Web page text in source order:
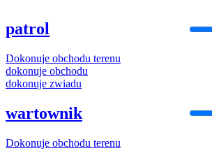
patrol
Dokonuje obchodu terenu
dokonuje obchodu
dokonuje zwiadu
wartownik
Dokonuje obchodu terenu